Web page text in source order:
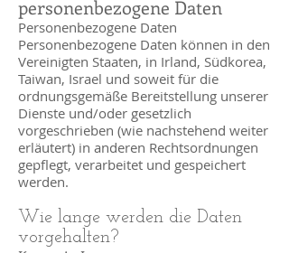
personenbezogene Daten
Personenbezogene Daten
Personenbezogene Daten können in den
Vereinigten Staaten, in Irland, Südkorea,
Taiwan, Israel und soweit für die
ordnungsgemäße Bereitstellung unserer
Dienste und/oder gesetzlich
vorgeschrieben (wie nachstehend weiter
erläutert) in anderen Rechtsordnungen
gepflegt, verarbeitet und gespeichert
werden.
Wie lange werden die Daten
vorgehalten?